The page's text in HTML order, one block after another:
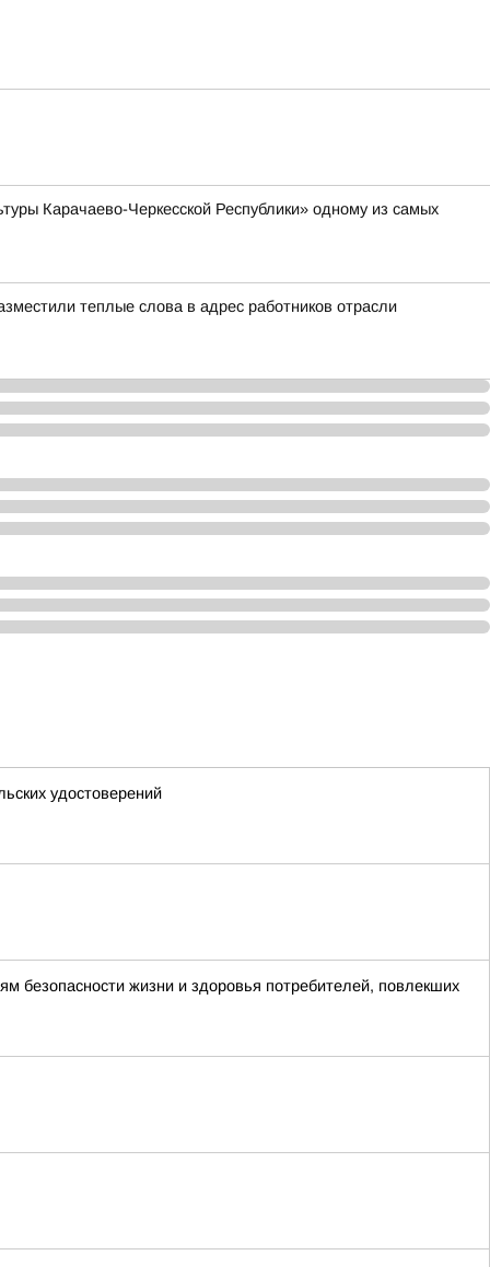
Карачаево-Черкесской Республики» одному из самых
теплые слова в адрес работников отрасли
удостоверений
безопасности жизни и здоровья потребителей, повлекших